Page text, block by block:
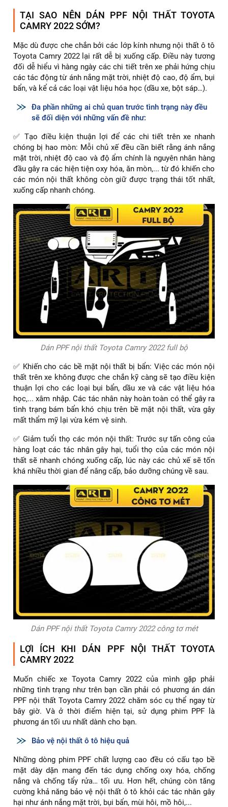
TẠI SAO NÊN DÁN PPF NỘI THẤT TOYOTA
CAMRY 2022 SỚM?
Mặc dù được che chắn bởi các lớp kính nhưng nội thất ô tô
Toyota Camry 2022 lại rất dễ bị xuống cấp. Điều này tương
đối dễ hiểu vì hàng ngày các chi tiết trên xe phải hứng chịu
các tác động từ ánh nắng mặt trời, nhiệt độ cao, độ ẩm, bụi
bẩn, và kể cả các loại vật liệu hóa học (dầu xe, bột sáp…).
Đa phần những ai chủ quan trước tình trạng này đều
sẽ đối diện với những vấn đề như:
✅ Tạo điều kiện thuận lợi để các chi tiết trên xe nhanh
chóng bị hao mòn: Mỗi chủ xế đều cần biết rằng ánh nắng
mặt trời, nhiệt độ cao và độ ẩm chính là nguyên nhân hàng
đầu gây ra các hiện tiện oxy hóa, ăn mòn,... từ đó khiến cho
các món nội thất không còn giữ được trạng thái tốt nhất,
xuống cấp nhanh chóng.
Dán PPF nội thất Toyota Camry 2022 full bộ
✅ Khiến cho các bề mặt nội thất bị bẩn: Việc các món nội
thất trên xe không được che chắn kỹ càng sẽ tạo điều kiện
thuận lợi cho các loại bụi bẩn, dầu xe và các vật liệu hóa
học,... xâm nhập. Các tác nhân này hoàn toàn có thể gây ra
tình trạng bám bẩn khó chịu trên bề mặt nội thất, vừa gây
mất thẩm mỹ lại vừa kém vệ sinh.
✅ Giảm tuổi thọ các món nội thất: Trước sự tấn công của
hàng loạt các tác nhân gây hại, tuổi thọ của các món nội
thất sẽ nhanh chóng xuống cấp, lúc này các chủ xế sẽ tốn
khá nhiều thời gian để nâng cấp, bảo dưỡng chúng về sau.
Dán PPF nội thất Toyota Camry 2022 công tơ mét
LỢI ÍCH KHI DÁN PPF NỘI THẤT TOYOTA
CAMRY 2022
Muốn chiếc xe Toyota Camry 2022 của mình gặp phải
những tình trạng như trên bạn cần phải có phương án dán
PPF nội thất Toyota Camry 2022 chăm sóc cụ thể ngay từ
bây giờ. Và ở thời điểm hiện tại, sử dụng phim PPF là
phương án tối ưu nhất dành cho bạn.
Bảo vệ nội thất ô tô hiệu quả
Những dòng phim PPF chất lượng cao đều có cấu tạo bề
mặt dày dặn mang đến tác dụng chống oxy hóa, chống
nắng và chống tẩy rửa… tối ưu. Hơn hết, chúng còn tăng
cường khả năng bảo vệ nội thất ô tô khỏi các tác nhân gây
hại như ánh nắng mặt trời, bụi bẩn, mùi hôi, mồ hôi,...